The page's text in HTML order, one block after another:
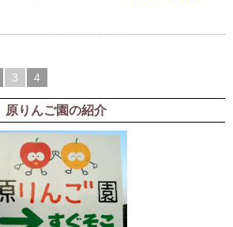
3 4
原りんご園の紹介